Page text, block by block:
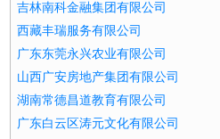
吉林南科金融集团有限公司
西藏丰瑞服务有限公司
广东东莞永兴农业有限公司
山西广安房地产集团有限公司
湖南常德昌道教育有限公司
广东白云区涛元文化有限公司